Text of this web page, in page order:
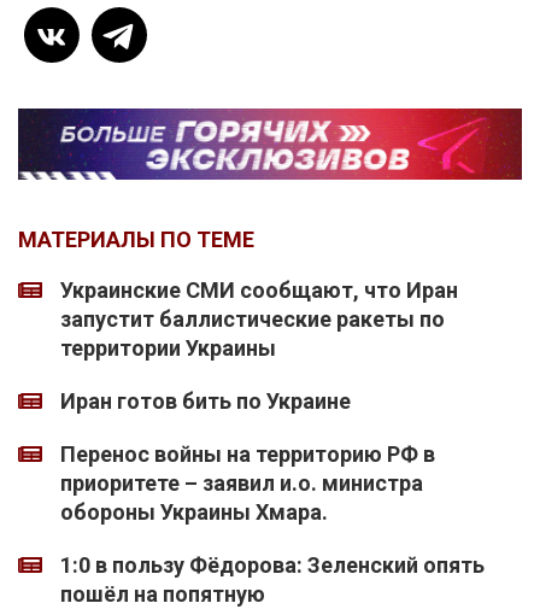
МАТЕРИАЛЫ ПО ТЕМЕ
Украинские СМИ сообщают, что Иран
запустит баллистические ракеты по
территории Украины
Иран готов бить по Украине
Перенос войны на территорию РФ в
приоритете – заявил и.о. министра
обороны Украины Хмара.
1:0 в пользу Фёдорова: Зеленский опять
пошёл на попятную